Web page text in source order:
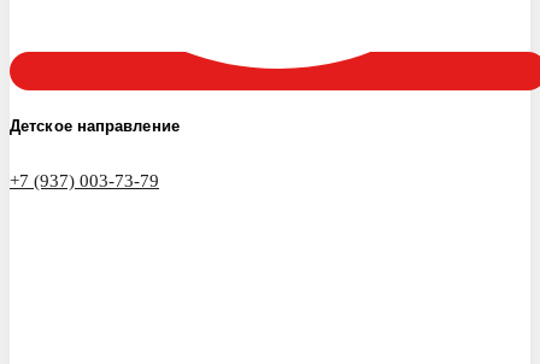
Детское направление
+7 (937) 003-73-79